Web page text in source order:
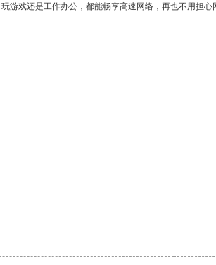
游戏还是工作办公，都能畅享高速网络，再也不用担